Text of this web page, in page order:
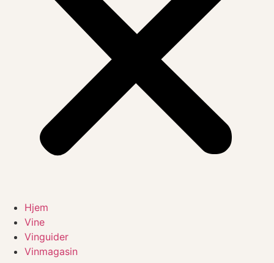
Hjem
Vine
Vinguider
Vinmagasin